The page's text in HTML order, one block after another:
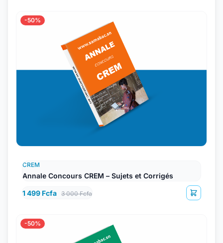
-50%
CREM
Annale Concours CREM – Sujets et Corrigés
1 499 Fcfa 3 000 Fcfa
-50%